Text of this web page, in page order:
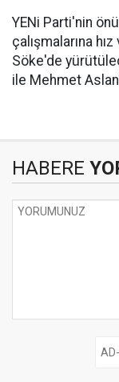
YENi Parti'nin
çalışmalarına
Söke'de
ile Mehmet
HABERE